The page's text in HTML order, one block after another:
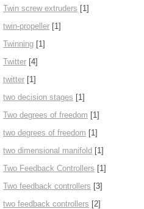
Twin screw extruders [1]
twin-propeller [1]
Twinning [1]
Twitter [4]
twitter [1]
two decision stages [1]
Two degrees of freedom [1]
two degrees of freedom [1]
two dimensional manifold [1]
Two Feedback Controllers [1]
Two feedback controllers [3]
two feedback controllers [2]